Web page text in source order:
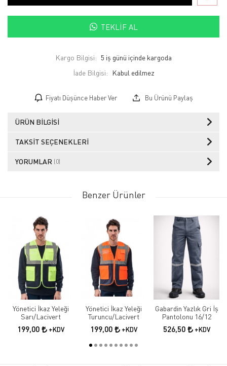
TEKLIF AL
Kargo Bilgisi: 5 iş günü içinde kargoda
İade Bilgisi:
Fiyatı Düşünce Haber Ver Bu Ürünü Paylaş
ÜRÜN BILGISI
TAKSIT SEÇENEKLERI
YORUMLAR (0)
Benzer Ürünler
Yönetici İkaz Yeleği
Sarı/Lacivert
199,00 +KDV
Yönetici İkaz Yeleği
Turuncu/Lacivert
199,00 +KDV
Gabardin Yazlık Gri İş
Pantolonu 16/12
526,50 +KDV